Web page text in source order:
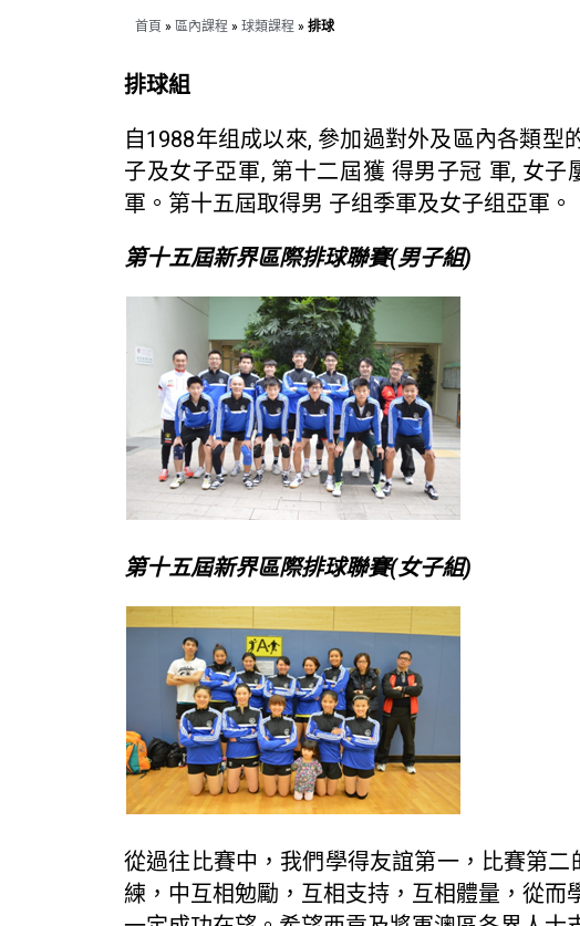
首頁 »區內課程 »球類課程 »排球
排球組
自1988年组成以來, 參加過對外及區內各類型
子及女子亞軍, 第十二屆獲 得男子冠 軍, 女
軍。第十五屆取得男 子组季軍及女子组亞軍。
第十五屆新界區際排球聯賽(男子組)
第十五屆新界區際排球聯賽(女子組)
從過往比賽中，我們學得友誼第一，比賽第
練，中互相勉勵，互相支持，互相體量，從而